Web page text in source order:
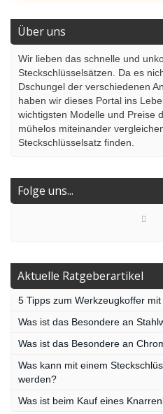
Über uns
Wir lieben das schnelle und
Steckschlüsselsätzen. Da es
Dschungel der verschiedenen
haben wir dieses Portal ins
wichtigsten Modelle und Preise
mühelos miteinander
Steckschlüsselsatz finden.
Folge uns...
Aktuelle Ratgeberartikel
5 Tipps zum Werkzeugkoffer mit
Was ist das Besondere an
Was ist das Besondere an
Was kann mit einem
werden?
Was ist beim Kauf eines